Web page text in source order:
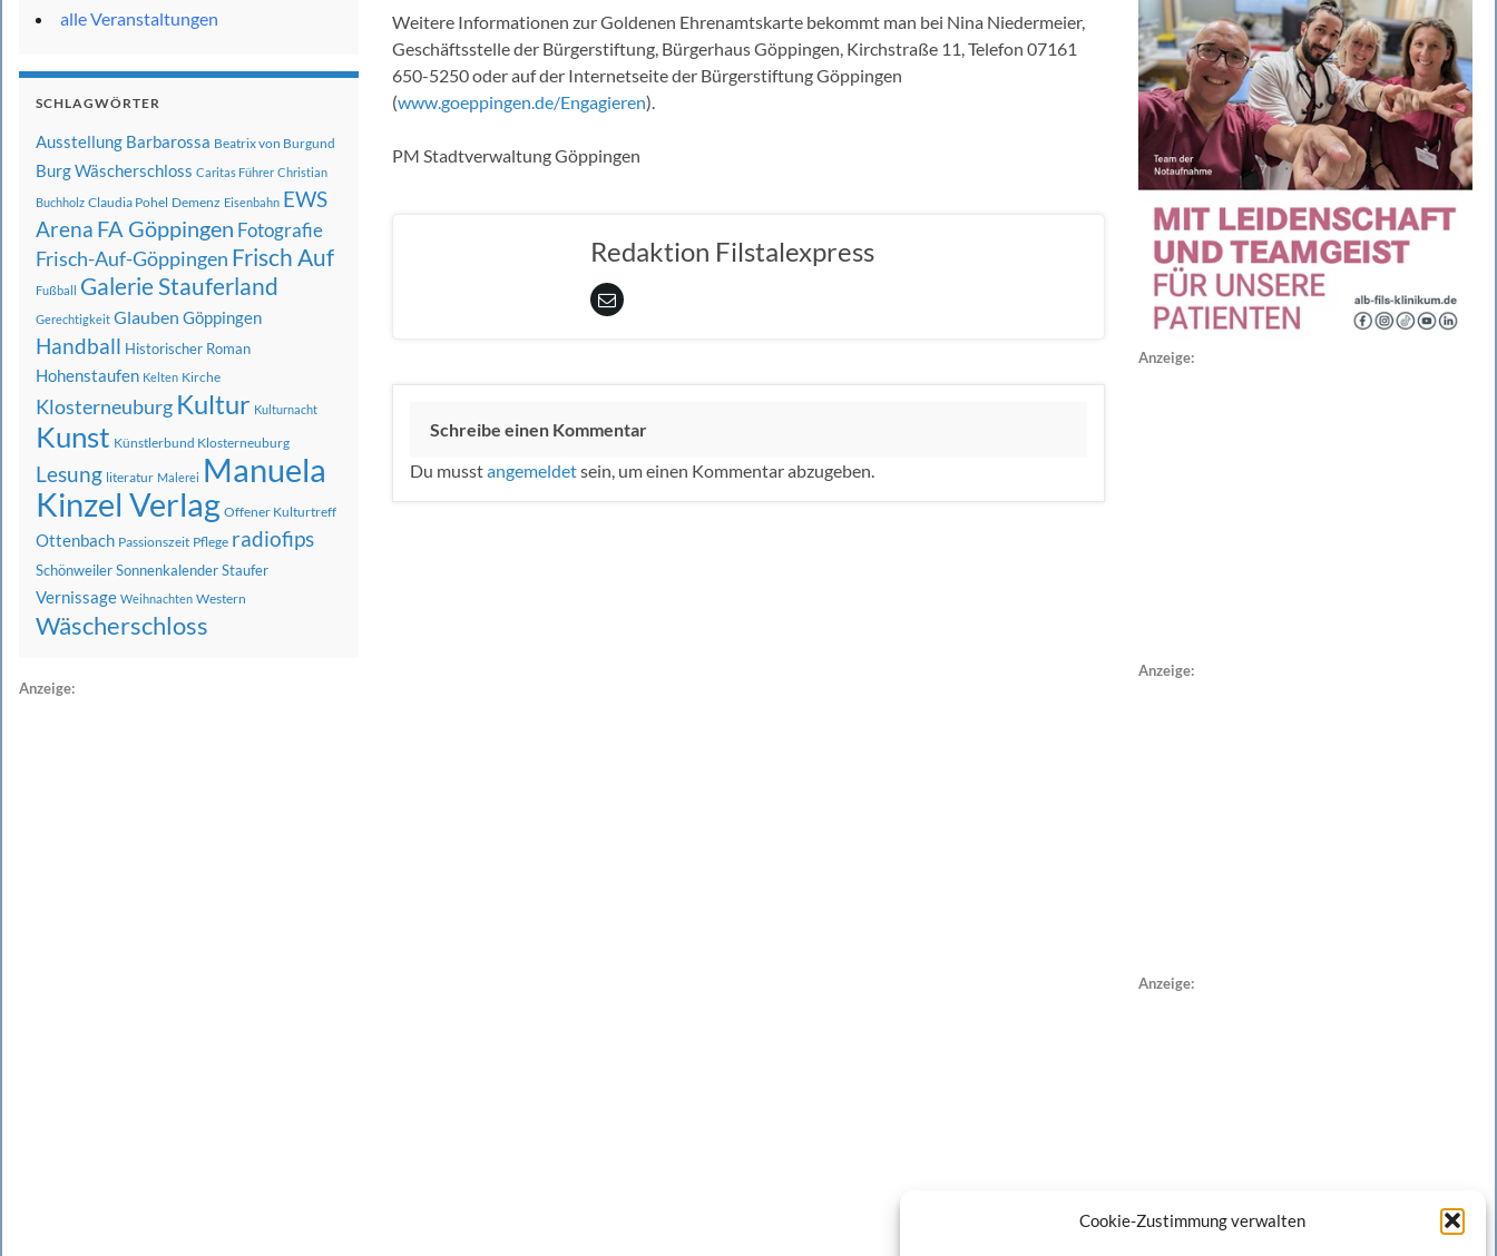
Cookie-Zustimmung verwalten
Weitere Informationen zur Goldenen Ehrenamtskarte bekommt man bei Nina Niedermeier,
Geschäftsstelle der Bürgerstiftung, Bürgerhaus Göppingen, Kirchstraße 11, Telefon 07161
650-5250 oder auf der Internetseite der Bürgerstiftung Göppingen
(www.goeppingen.de/Engagieren).
PM Stadtverwaltung Göppingen
Redaktion Filstalexpress
Schreibe einen Kommentar
Du musstangemeldetsein, um einen Kommentar abzugeben.
alle Veranstaltungen
SCHLAGWÖRTER
Ausstellung Barbarossa Beatrix von Burgund
Burg Wäscherschloss Caritas Führer Christian
Buchholz Claudia Pohel Demenz Eisenbahn EWS
Arena FA Göppingen Fotografie
Frisch-Auf-Göppingen Frisch Auf
Fußball Galerie Stauferland
Gerechtigkeit Glauben Göppingen
Handball Historischer Roman
Hohenstaufen Kelten Kirche
Klosterneuburg Kultur Kulturnacht
Kunst Künstlerbund Klosterneuburg
Lesung literatur Malerei Manuela
Kinzel Verlag Offener Kulturtreff
Ottenbach Passionszeit Pflege radiofips
SchönweilerSonnenkalenderStaufer
Vernissage Weihnachten Western
Wäscherschloss
Anzeige:
Anzeige:
Anzeige:
Anzeige: